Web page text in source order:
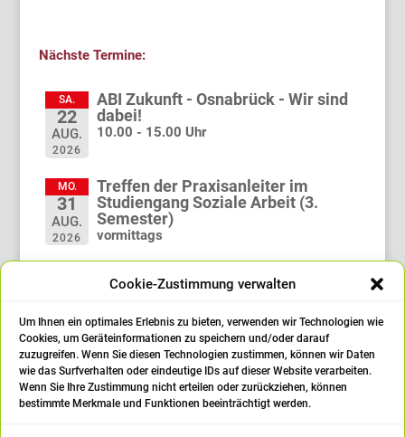
Cookie-Zustimmung verwalten
Um Ihnen ein optimales Erlebnis zu bieten, verwenden wir Technologien wie
Cookies, um Geräteinformationen zu speichern und/oder darauf
zuzugreifen. Wenn Sie diesen Technologien zustimmen, können wir Daten
wie das Surfverhalten oder eindeutige IDs auf dieser Website verarbeiten.
Wenn Sie Ihre Zustimmung nicht erteilen oder zurückziehen, können
bestimmte Merkmale und Funktionen beeinträchtigt werden.
Nächste Termine:
SA.
22
AUG.
2026
ABI Zukunft - Osnabrück - Wir sind
dabei!
10.00 - 15.00 Uhr
MO.
31
AUG.
2026
Treffen der Praxisanleiter im
Studiengang Soziale Arbeit (3.
Semester)
vormittags
2026
Treffen der Praxisanleiter im
Studiengang Soziale Arbeit (1.
vormittags
FR.
25
SEP.
Abschlussfeier
14:00 Uhr